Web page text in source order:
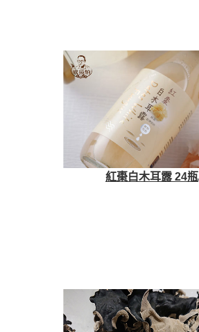
紅棗白木耳露 24瓶